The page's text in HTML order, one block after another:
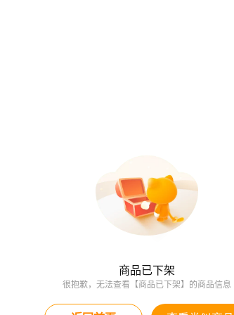
商品已下架
很抱歉，无法查看【商品已下架】的商品信息